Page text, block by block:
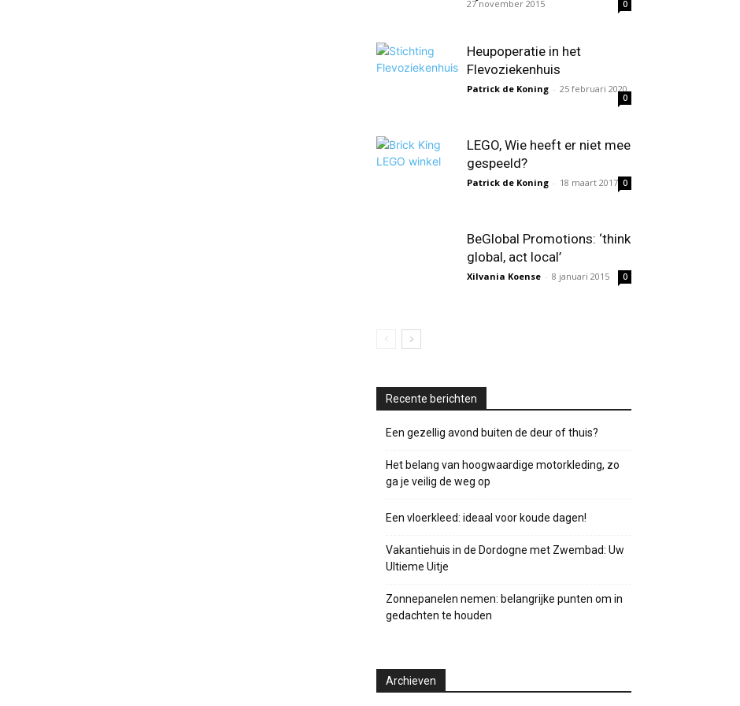
27 november 2015 0
Heupoperatie in het
Flevoziekenhuis
Patrick de Koning - 25 februari 2020
0
LEGO, Wie heeft er niet mee
gespeeld?
Patrick de Koning - 18 maart 2017 0
BeGlobal Promotions: ‘think
global, act local’
Xilvania Koense - 8 januari 2015 0
Recente berichten
Een gezellig avond buiten de deur of thuis?
Het belang van hoogwaardige motorkleding, zo
ga je veilig de weg op
Een vloerkleed: ideaal voor koude dagen!
Vakantiehuis in de Dordogne met Zwembad: Uw
Ultieme Uitje
Zonnepanelen nemen: belangrijke punten om in
gedachten te houden
Archieven